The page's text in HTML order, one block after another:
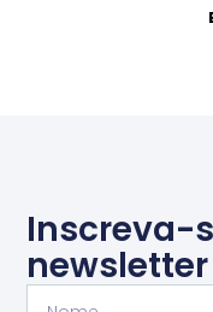
Inscreva-
newsletter